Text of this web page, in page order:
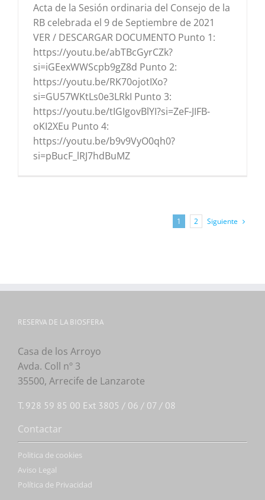
Acta de la Sesión ordinaria del Consejo de la
RB celebrada el 9 de Septiembre de 2021
VER / DESCARGAR DOCUMENTO Punto 1:
https://youtu.be/abTBcGyrCZk?
si=iGEexWWScpb9gZ8d Punto 2:
https://youtu.be/RK70ojotIXo?
si=GU57WKtLs0e3LRkI Punto 3:
https://youtu.be/tIGIgovBlYI?si=ZeF-JIFB-
oKI2XEu Punto 4:
https://youtu.be/b9v9VyO0qh0?
si=pBucF_lRJ7hdBuMZ
1 2 Siguiente
RESERVA DE LA BIOSFERA
Casa de los Arroyo
Avda. Coll nº 3
35500, Arrecife de Lanzarote
T. 928 59 85 00 Ext 3805 / 06 / 07 / 08
Contactar
Politica de cookies
Aviso Legal
Política de Privacidad